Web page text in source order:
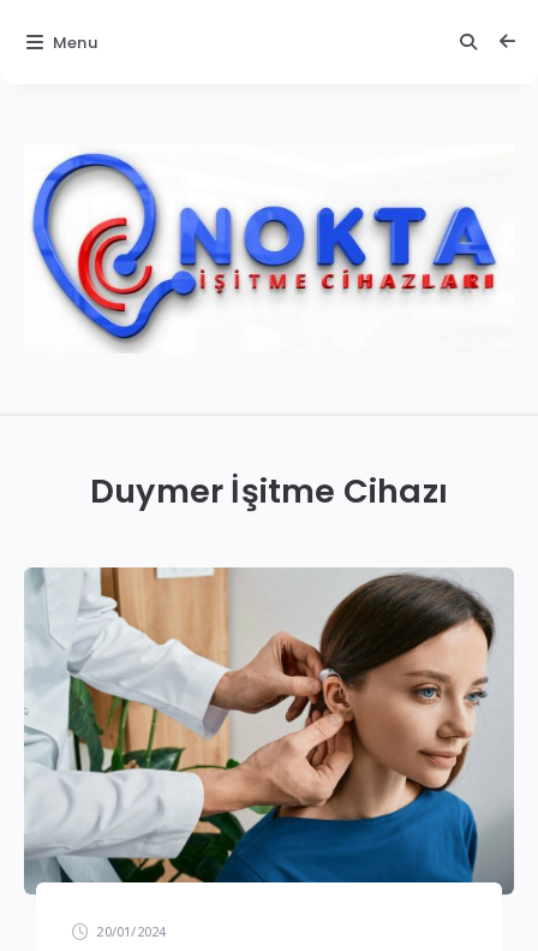
Cihazı
Teknik
Servis
Duymer İşitme Cihazı
20/01/2024
Menu